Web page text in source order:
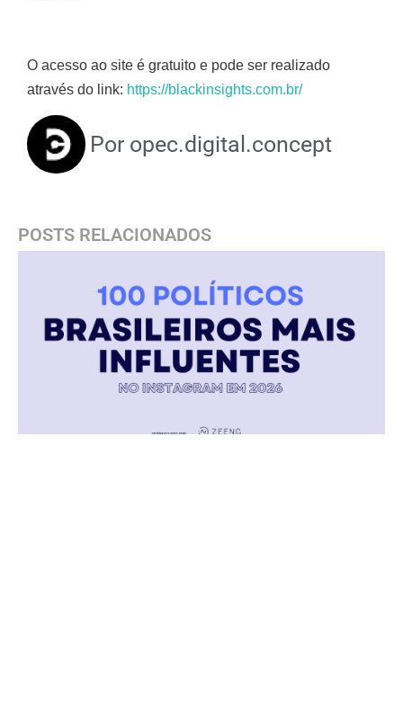
O acesso ao site é gratuito e pode ser realizado
através do link: https://blackinsights.com.br/
Por opec.digital.concept
POSTS RELACIONADOS